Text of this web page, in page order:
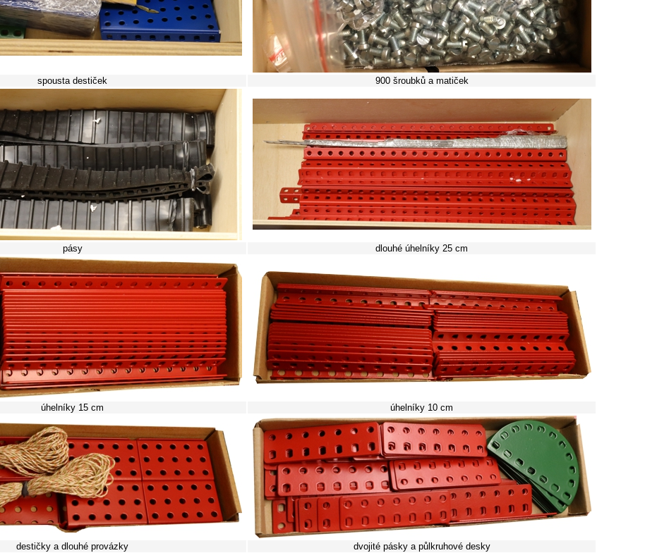
spousta destiček 900 šroubků a matiček
pásy dlouhé úhelníky 25 cm
úhelníky 15 cm úhelníky 10 cm
destičky a dlouhé provázky dvojité pásky a půlkruhové desky